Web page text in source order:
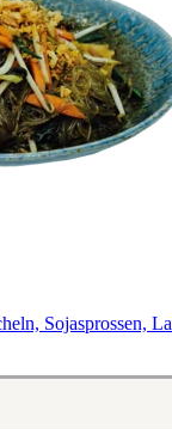
Sojasprossen,